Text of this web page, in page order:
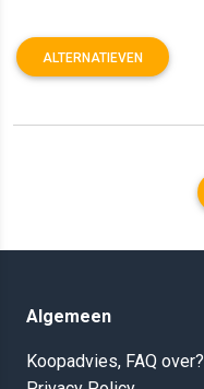
ALTERNATIEVEN
Algemeen
Koopadvies, FAQ over?